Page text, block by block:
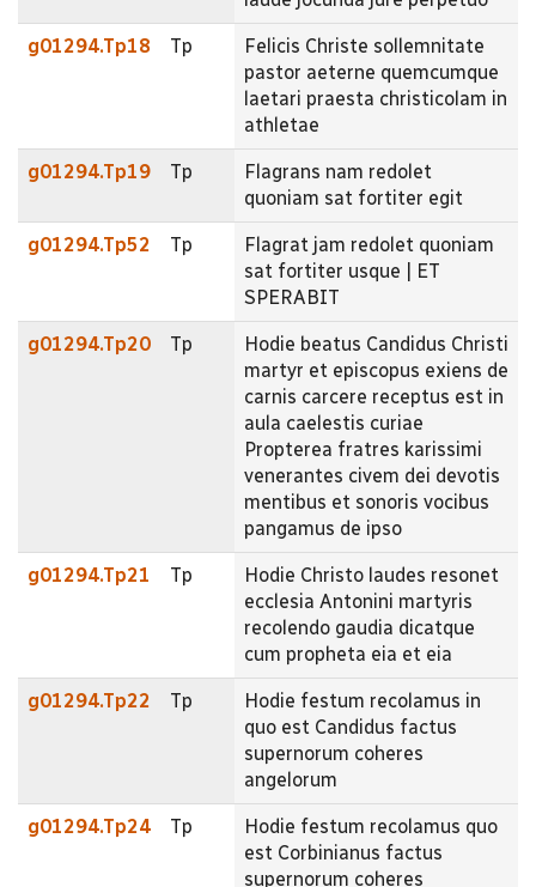
g01294.Tp18 Tp
Felicis Christe sollemnitate
pastor aeterne quemcumque
laetari praesta christicolam in
athletae
g01294.Tp19 Tp
Flagrans nam redolet
quoniam sat fortiter egit
g01294.Tp52 Tp
Flagrat jam redolet quoniam
sat fortiter usque | ET
SPERABIT
g01294.Tp20 Tp
Hodie beatus Candidus Christi
martyr et episcopus exiens de
carnis carcere receptus est in
aula caelestis curiae
Propterea fratres karissimi
venerantes civem dei devotis
mentibus et sonoris vocibus
pangamus de ipso
g01294.Tp21 Tp
Hodie Christo laudes resonet
ecclesia Antonini martyris
recolendo gaudia dicatque
cum propheta eia et eia
g01294.Tp22 Tp
Hodie festum recolamus in
quo est Candidus factus
supernorum coheres
angelorum
g01294.Tp24 Tp
Hodie festum recolamus quo
est Corbinianus factus
supernorum coheres